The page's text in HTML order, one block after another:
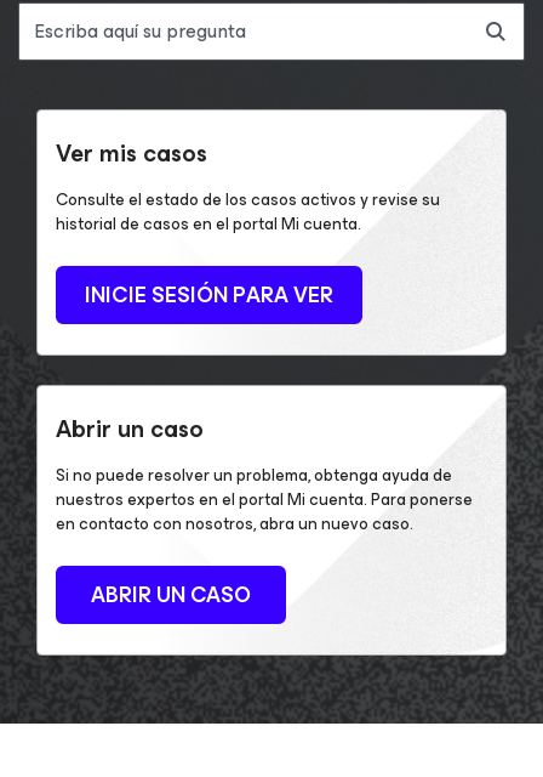
Ver mis casos
Consulte el estado de los casos activos y revise su
historial de casos en el portal Mi cuenta.
INICIE SESIÓN PARA VER
Abrir un caso
Si no puede resolver un problema, obtenga ayuda de
nuestros expertos en el portal Mi cuenta. Para ponerse
en contacto con nosotros, abra un nuevo caso.
ABRIR UN CASO